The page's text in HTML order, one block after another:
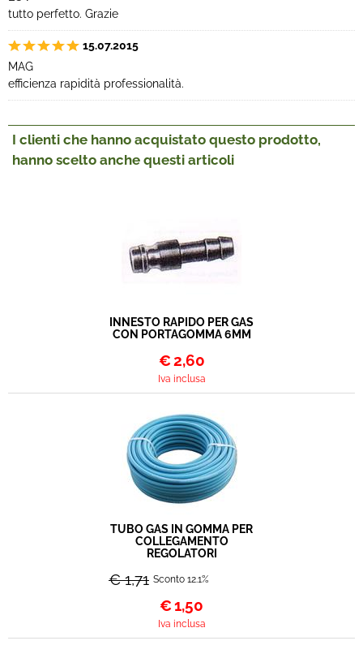
tutto perfetto. Grazie
15.07.2015
MAG
efficienza rapidità professionalità.
I clienti che hanno acquistato questo prodotto,
hanno scelto anche questi articoli
INNESTO RAPIDO PER GAS
CON PORTAGOMMA 6MM
€2,60
Iva inclusa
TUBO GAS IN GOMMA PER
COLLEGAMENTO
REGOLATORI
€ 1,71 Sconto 12.1%
€1,50
Iva inclusa